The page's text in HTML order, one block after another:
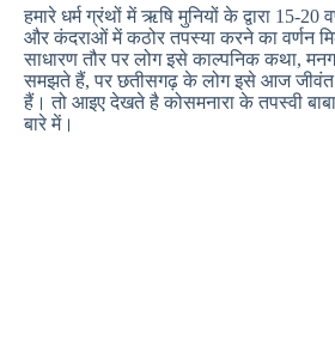
हमारे धर्म ग्रंथों में ऋषि मुनियों के द्वारा 15-20
और कंदराओं में कठोर तपस्या करने का वर्णन
साधारण तौर पर लोग इसे काल्पनिक कथा,
समझते हैं, पर छतीसगढ़ के लोग इसे आज
हैं। तो आइए देखते है कोसमनारा के तपस्वी
बारे में।